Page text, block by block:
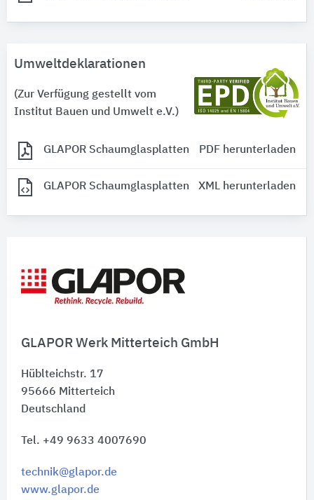
GLAPOR Werk Mitterteich GmbH
Hüblteichstr. 17
95666 Mitterteich
Deutschland
Tel. +49 9633 4007690
technik@glapor.de
www.glapor.de
Umweltdeklarationen
(Zur Verfügung gestellt vom
Institut Bauen und Umwelt e.V.)
GLAPOR Schaumglasplatten PDF herunterladen
GLAPOR Schaumglasplatten XML herunterladen